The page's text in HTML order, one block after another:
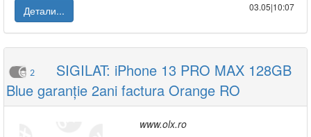
Детали...
03.05|10:07
2
SIGILAT: iPhone 13 PRO MAX 128GB
Blue garanție 2ani factura Orange RO
www.olx.ro